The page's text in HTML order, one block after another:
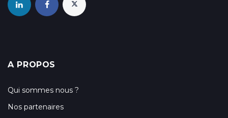
A PROPOS
Qui sommes nous ?
Nos partenaires